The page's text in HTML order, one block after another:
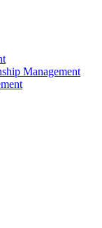
Management